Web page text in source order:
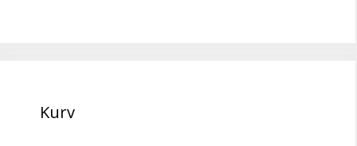
Kurv